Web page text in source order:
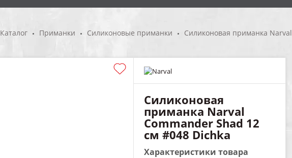
Каталог Приманки Силиконовые приманки Силиконовая приманка Narval
Силиконовая
приманка Narval
Commander Shad 12
см #048 Dichka
Характеристики товара